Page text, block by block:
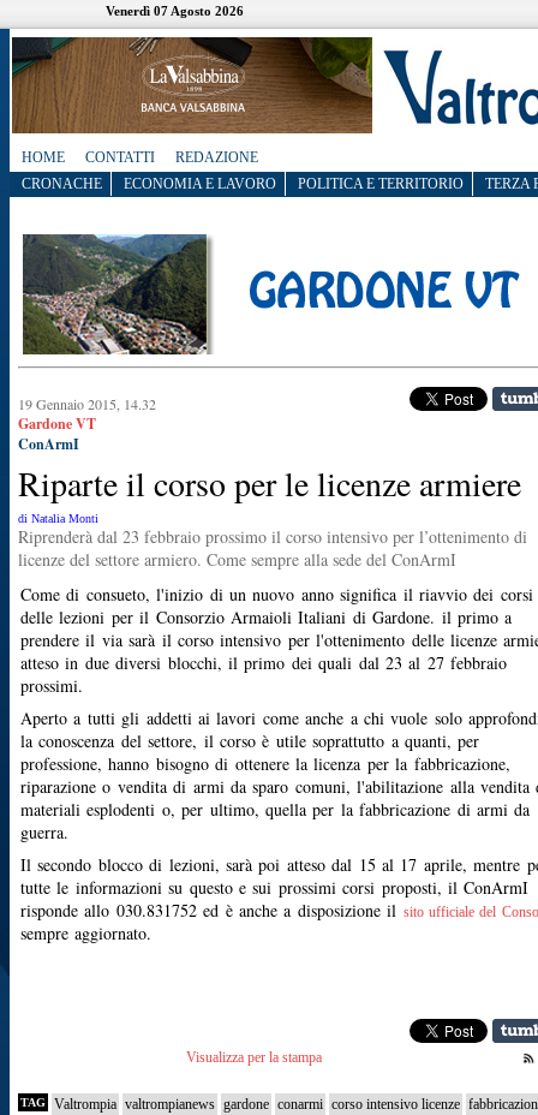
Venerdì 07 Agosto 2026
HOME CONTATTI
REDAZIONE
CRONACHE
ECONOMIA E LAVORO POLITICA E TERRITORIO TERZA
19 Gennaio 2015, 14.32
Gardone VT
ConArmI
Riparte il corso per le licenze armiere
di Natalia Monti
Riprenderà dal 23 febbraio prossimo il corso intensivo per l’ottenimento di
licenze del settore armiero. Come sempre alla sede del ConArmI
Come di consueto, l'inizio di un nuovo anno significa il riavvio dei corsi
delle lezioni per il Consorzio Armaioli Italiani di Gardone. il primo a
prendere il via sarà il corso intensivo per l'ottenimento delle licenze
atteso in due diversi blocchi, il primo dei quali dal 23 al 27 febbraio
prossimi.
Aperto a tutti gli addetti ai lavori come anche a chi vuole solo
la conoscenza del settore, il corso è utile soprattutto a quanti, per
professione, hanno bisogno di ottenere la licenza per la fabbricazione,
riparazione o vendita di armi da sparo comuni, l'abilitazione alla vendita
materiali esplodenti o, per ultimo, quella per la fabbricazione di armi da
guerra.
Il secondo blocco di lezioni, sarà poi atteso dal 15 al 17 aprile, mentre
tutte le informazioni su questo e sui prossimi corsi proposti, il ConArmI
risponde allo 030.831752 ed è anche a disposizione il sito ufficiale del
sempre aggiornato.
Visualizza per la stampa
TAG Valtrompia valtrompianews gardone conarmi corso intensivo licenze